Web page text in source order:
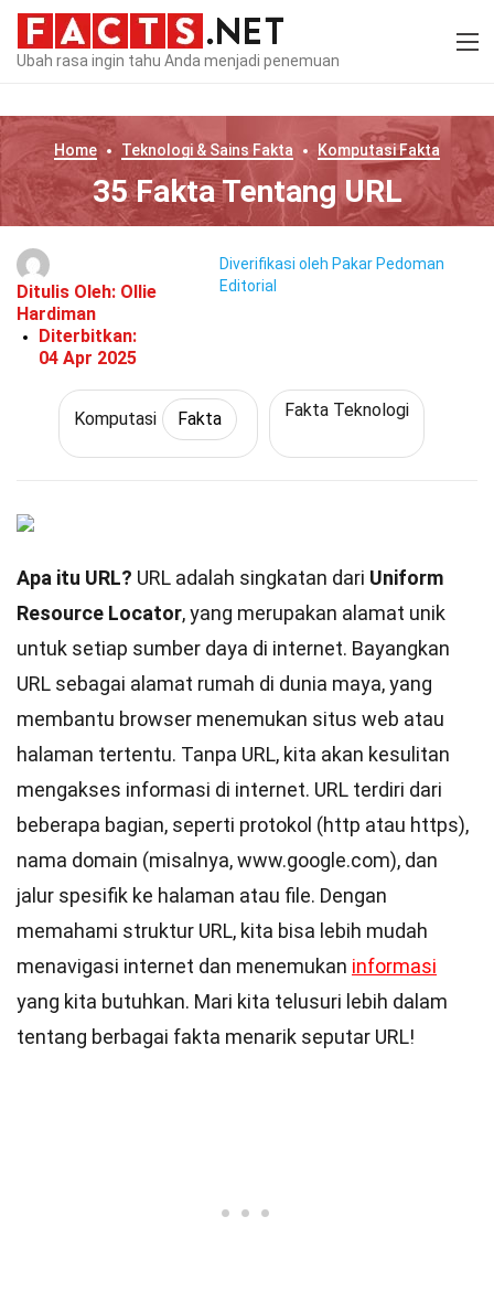
Ubah rasa ingin tahu Anda menjadi penemuan
Home Teknologi & Sains Fakta KomputasiFakta
35 Fakta Tentang URL
Ditulis Oleh: Ollie
Hardiman
Diterbitkan:
04 Apr 2025
Diverifikasi oleh Pakar Pedoman
Editorial
Komputasi Fakta Fakta Teknologi
Apa itu URL? URL adalah singkatan dari Uniform
Resource Locator, yang merupakan alamat unik
untuk setiap sumber daya di internet. Bayangkan
URL sebagai alamat rumah di dunia maya, yang
membantu browser menemukan situs web atau
halaman tertentu. Tanpa URL, kita akan kesulitan
mengakses informasi di internet. URL terdiri dari
beberapa bagian, seperti protokol (http atau https),
nama domain (misalnya,www.google.com), dan
jalur spesifik ke halaman atau file. Dengan
memahami struktur URL, kita bisa lebih mudah
menavigasi internet dan menemukan informasi
yang kita butuhkan. Mari kita telusuri lebih dalam
tentang berbagai fakta menarik seputar URL!